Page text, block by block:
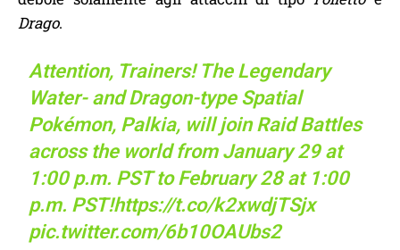
Drago.
Attention, Trainers! The Legendary
Water- and Dragon-type Spatial
Pokémon, Palkia, will join Raid Battles
across the world from January 29 at
1:00 p.m. PST to February 28 at 1:00
p.m. PST!https://t.co/k2xwdjTSjx
pic.twitter.com/6b10OAUbs2